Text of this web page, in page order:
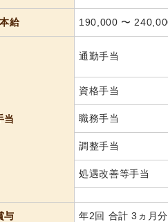
給 190,000 〜
当
通勤手当
資格手当
職務手当
調整手当
処遇改善等手当
与 年2回 合計 3ヵ月分